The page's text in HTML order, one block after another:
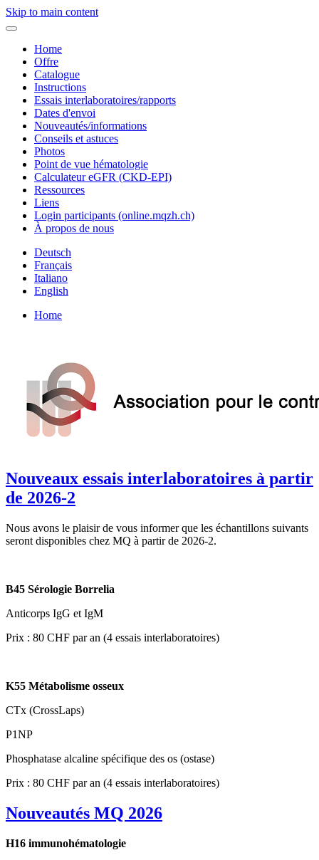
Skip to main content
Home
Offre
Catalogue
Instructions
Essais interlaboratoires/rapports
Dates d'envoi
Nouveautés/informations
Conseils et astuces
Photos
Point de vue hématologie
Calculateur eGFR (CKD-EPI)
Ressources
Liens
Login participants (online.mqzh.ch)
À propos de nous
Deutsch
Français
Italiano
English
Home
Nouveaux essais interlaboratoires à partir
de 2026-2
Nous avons le plaisir de vous informer que les échantillons suivants
seront disponibles chez MQ à partir de 2026-2.
B45 Sérologie Borrelia
Anticorps IgG et IgM
Prix : 80 CHF par an (4 essais interlaboratoires)
K55 Métabolisme osseux
CTx (CrossLaps)
P1NP
Phosphatase alcaline spécifique des os (ostase)
Prix : 80 CHF par an (4 essais interlaboratoires)
Nouveautés MQ 2026
H16 immunohématologie